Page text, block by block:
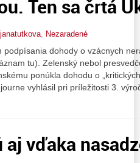
Ten sa črtá
janatutkova, Nezaradené
dohody o vzácnych
tu). Zelenský nebol
ponúkla dohodu o
vyhlásil pri príležitosti 3.
aj vďaka